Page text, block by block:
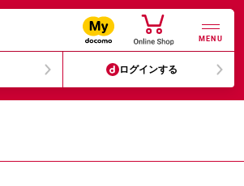
MENU
ログインする